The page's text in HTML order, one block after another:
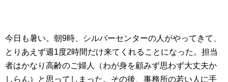
今日も暑い。朝9時、シルバーセンターの人がやってきて、
とりあえず週1度2時間だけ来てくれることになった。担当
者はかなり高齢のご婦人（わが身を顧みず思わず大丈夫か
しらん）と思ってしまった。その後、事務所の若い人に手